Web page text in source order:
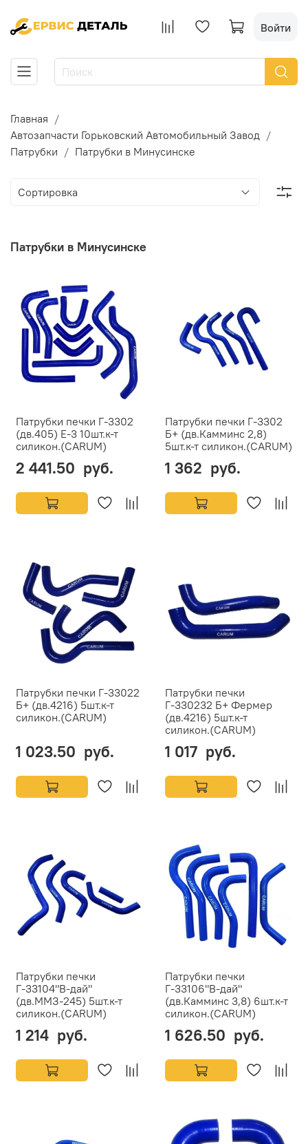
Войти
Главная
Автозапчасти Горьковский Автомобильный Завод
Патрубки
Патрубки в Минусинске
Патрубки в Минусинске
Патрубки печки Г-3302
(дв.405) Е-3 10шт.к-т
силикон.(CARUM)
2 441.50 руб.
Патрубки печки Г-3302
Б+ (дв.Камминс 2,8)
5шт.к-т силикон.(CARUM)
1 362 руб.
Патрубки печки Г-33022
Б+ (дв.4216) 5шт.к-т
силикон.(CARUM)
1 023.50 руб.
Патрубки печки
Г-330232 Б+ Фермер
(дв.4216) 5шт.к-т
силикон.(CARUM)
1 017 руб.
Патрубки печки
Г-33104"В-дай"
(дв.ММЗ-245) 5шт.к-т
силикон.(CARUM)
1 214 руб.
Патрубки печки
Г-33106"В-дай"
(дв.Камминс 3,8) 6шт.к-т
силикон.(CARUM)
1 626.50 руб.